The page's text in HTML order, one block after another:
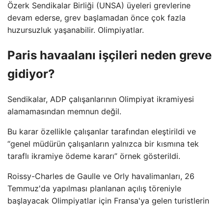
Özerk Sendikalar Birliği (UNSA) üyeleri grevlerine
devam ederse, grev başlamadan önce çok fazla
huzursuzluk yaşanabilir. Olimpiyatlar.
Paris havaalanı işçileri neden greve
gidiyor?
Sendikalar, ADP çalışanlarının Olimpiyat ikramiyesi
alamamasından memnun değil.
Bu karar özellikle çalışanlar tarafından eleştirildi ve
“genel müdürün çalışanların yalnızca bir kısmına tek
taraflı ikramiye ödeme kararı” örnek gösterildi.
Roissy-Charles de Gaulle ve Orly havalimanları, 26
Temmuz'da yapılması planlanan açılış töreniyle
başlayacak Olimpiyatlar için Fransa'ya gelen turistlerin